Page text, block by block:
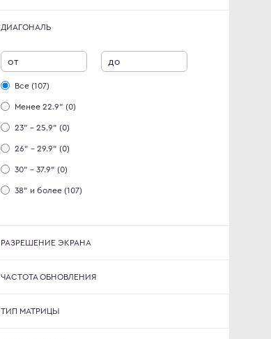
ДИАГОНАЛЬ
от до
Все (107)
Менее 22.9" (0)
23" - 25.9" (0)
26" - 29.9" (0)
30" - 37.9" (0)
38" и более (107)
РАЗРЕШЕНИЕ ЭКРАНА
ЧАСТОТА ОБНОВЛЕНИЯ
ТИП МАТРИЦЫ